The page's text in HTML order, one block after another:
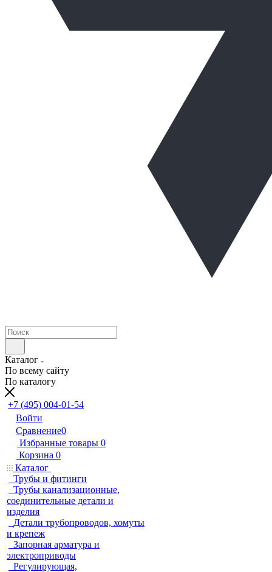
Каталог
По всему сайту
По каталогу
+7 (495) 004-01-54
Войти
Сравнение0
Избранные товары 0
Корзина 0
Каталог
Трубы и фитинги
Трубы канализационные,
соединительные детали и
изделия
Детали трубопроводов, хомуты
и крепеж
Запорная арматура и
электроприводы
Регулирующая,